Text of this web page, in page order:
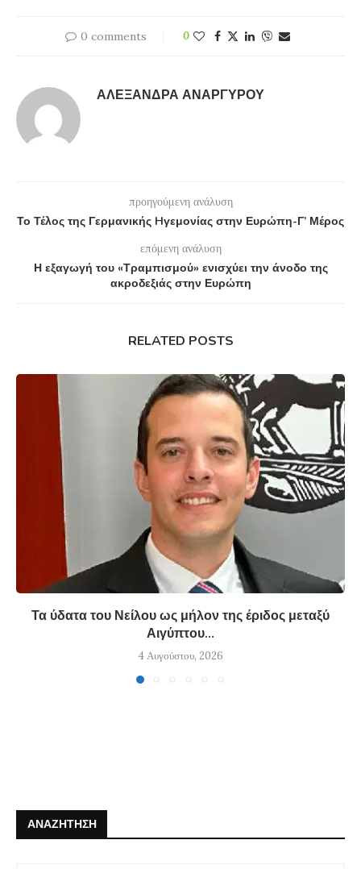
0 comments 0
ΑΛΕΞΆΝΔΡΑ ΑΝΑΡΓΎΡΟΥ
προηγούμενη ανάλυση
Το Τέλος της Γερμανικής Hγεμονίας στην Ευρώπη-Γ’ Μέρος
επόμενη ανάλυση
Η εξαγωγή του «Τραμπισμού» ενισχύει την άνοδο της
ακροδεξιάς στην Ευρώπη
RELATED POSTS
Τα ύδατα του Νείλου ως μήλον της έριδος μεταξύ
Αιγύπτου...
4 Αυγούστου, 2026
ΑΝΑΖΉΤΗΣΗ